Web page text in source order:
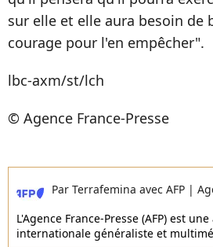
sur elle et elle aura besoin de
courage pour l'en empêcher".
lbc-axm/st/lch
© Agence France-Presse
Par Terrafemina avec AFP |
L'Agence France-Presse (AFP) est
internationale généraliste et